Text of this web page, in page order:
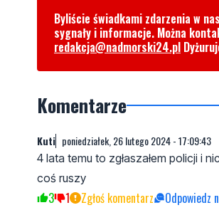
Byliście świadkami zdarzenia w
sygnały i informacje. Można
redakcja@nadmorski24.pl
Komentarze
Kuti poniedziałek, 26 lutego 2024 - 17:09:43
4 lata temu to zgłaszałem policji i
coś ruszy
3 1 Zgłoś komentarz Odpowiedz